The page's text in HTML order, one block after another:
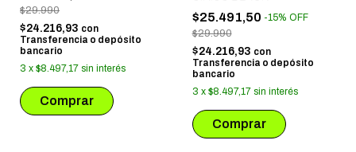
$29.990
$24.216,93 con
Transferencia o depósito
bancario
3 x $8.497,17 sin interés
$25.491,50 -15% OFF
$29.990
$24.216,93 con
Transferencia o depósito
bancario
3 x $8.497,17 sin interés